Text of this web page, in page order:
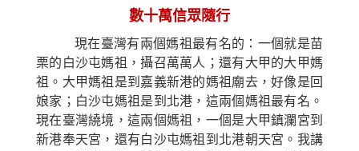
數十萬信眾隨行
現在臺灣有兩個媽祖最有名的：一個就是苗
栗的白沙屯媽祖，攝召萬萬人；還有大甲的大甲媽
祖。大甲媽祖是到嘉義新港的媽祖廟去，好像是回
娘家；白沙屯媽祖是到北港，這兩個媽祖最有名。
現在臺灣繞境，這兩個媽祖，一個是大甲鎮瀾宮到
新港奉天宮，還有白沙屯媽祖到北港朝天宮。我講